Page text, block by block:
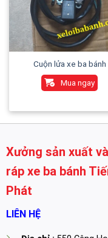
Cuộn lửa xe ba bánh
Mua ngay
Xưởng sản xuất
ráp xe ba bánh
Phát
LIÊN HỆ